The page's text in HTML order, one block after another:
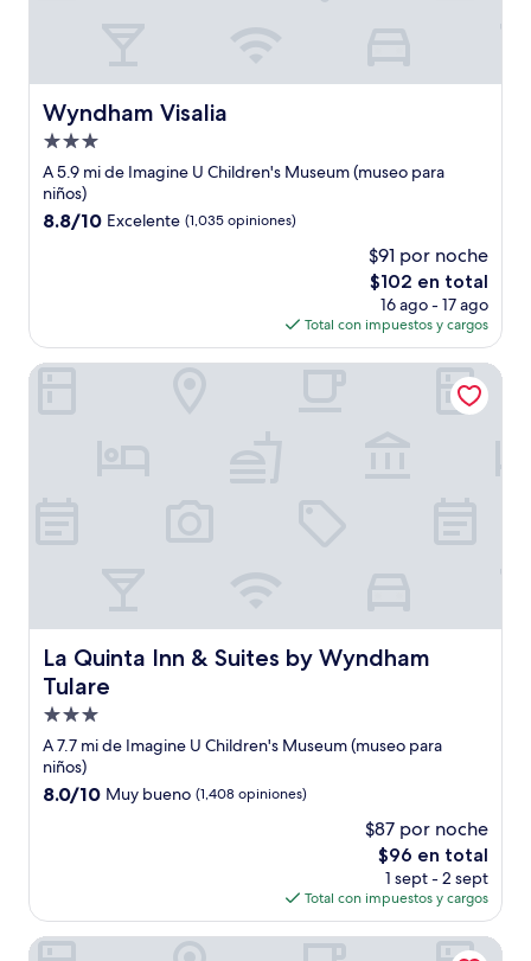
Wyndham Visalia
Wyndham Visalia
Propiedad
de
3.0
estrellas
A 5.9 mi de Imagine U Children's Museum (museo para
niños)
8.8
8.8/10 Excelente (1,035 opiniones)
$91 por noche
El
precio
actual
es
de
$102 en total
16 ago - 17 ago
Total con impuestos y cargos
La Quinta Inn & Suites by Wyndham
Tulare
La Quinta Inn & Suites by Wyndham Tulare
Propiedad
de
3.0
estrellas
A 7.7 mi de Imagine U Children's Museum (museo para
niños)
8.0
opiniones)
8.0/10 Muy bueno (1,408 opiniones)
$87 por noche
El
precio
actual
es
de
$96 en total
1 sept - 2 sept
Total con impuestos y cargos
La Quinta Inn & Suites by Wyndham Tulare
Super 8 by Wyndham Visalia